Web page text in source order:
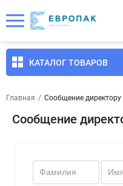
КАТАЛОГ ТОВАРОВ
Главная / Сообщение директору
Сообщение